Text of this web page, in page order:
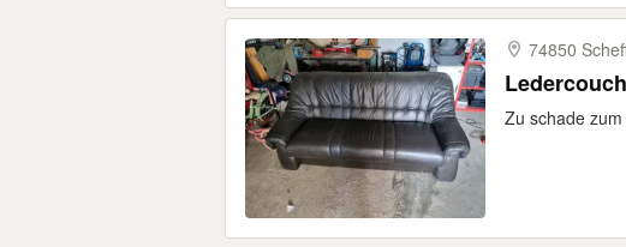
74850
Zu schade